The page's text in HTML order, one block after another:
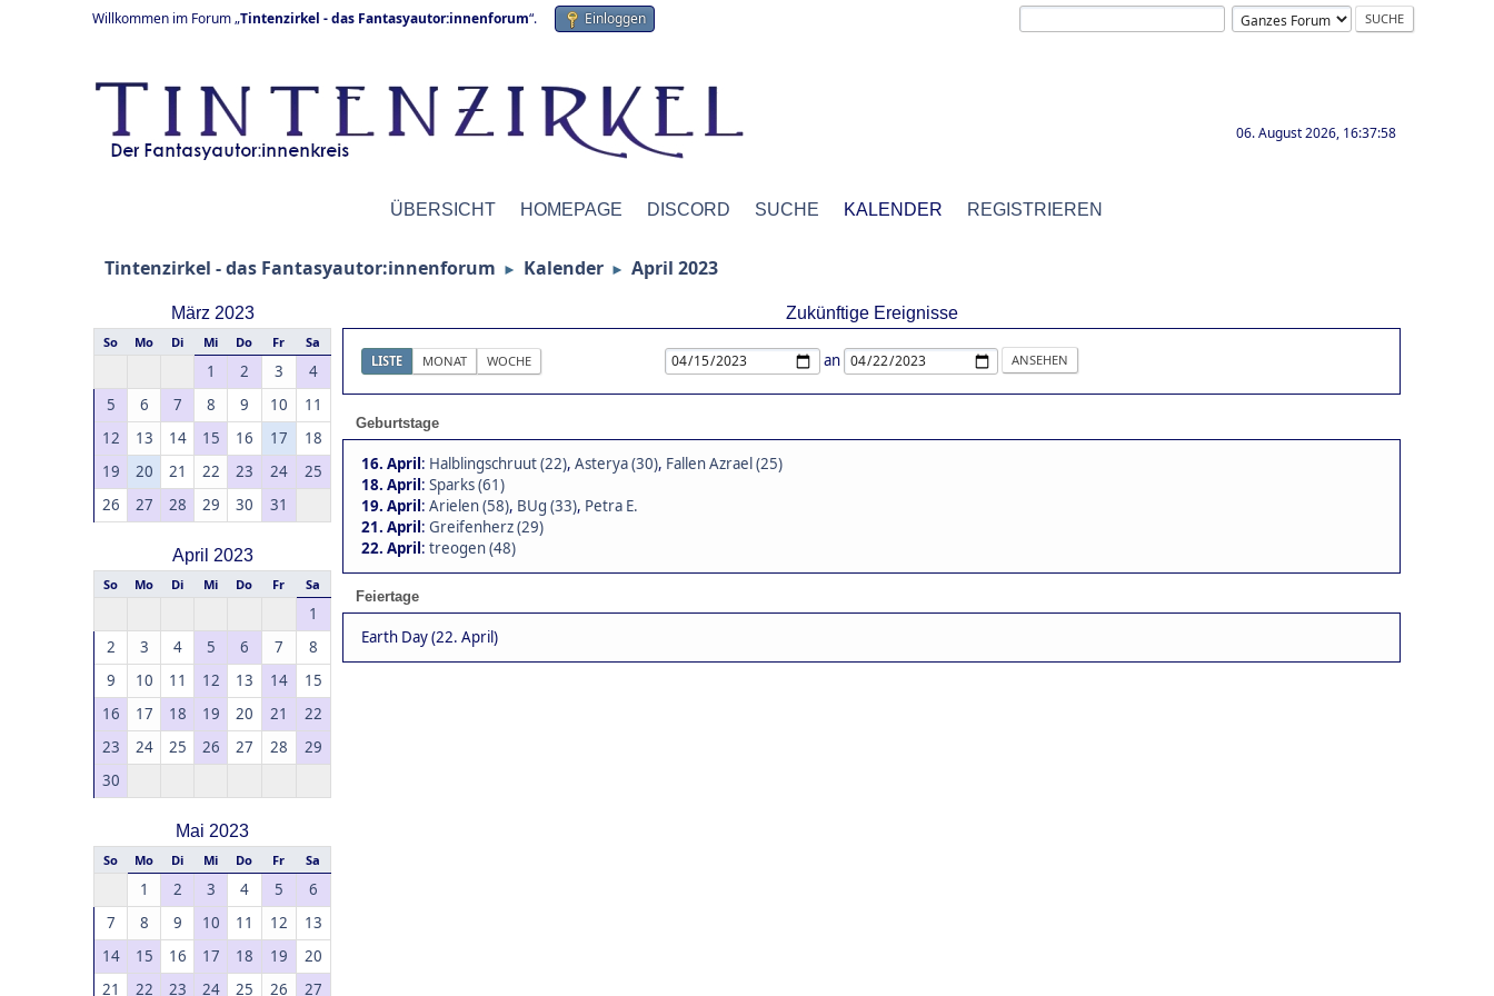
Willkommen im Forum „Tintenzirkel - das Fantasyautor:innenforum“. Einloggen
06. August 2026, 16:37:58
ÜBERSICHT HOMEPAGE DISCORD SUCHE KALENDER REGISTRIEREN
Tintenzirkel - das Fantasyautor:innenforum ► Kalender ► April 2023
März 2023
So Mo Di Mi Do Fr Sa
1 2 3
4
5
6 7 8 9 10
11
12
13 14 15 16 17
18
19
20 21 22 23 24
25
26
27 28 29 30 31
April 2023
So Mo Di Mi Do Fr Sa
1
2
3 4 5 6 7
8
9
10 11 12 13 14
15
16
17 18 19 20 21
22
23
24 25 26 27 28
29
30
Mai 2023
So Mo Di Mi Do Fr Sa
1 2 3 4 5
6
7
8 9 10 11 12
13
14
15 16 17 18 19
20
21
22 23 24 25 26 27
Zukünftige Ereignisse
LISTE MONAT WOCHE an
Geburtstage
16. April: Halblingschruut (22), Asterya (30), Fallen Azrael (25)
18. April: Sparks (61)
19. April: Arielen (58), BUg (33), Petra E.
21. April: Greifenherz (29)
22. April: treogen (48)
Feiertage
Earth Day (22. April)